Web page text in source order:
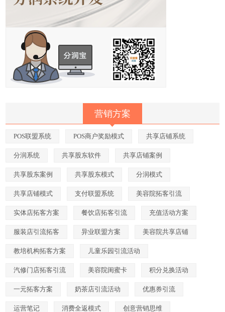
营销方案
POS联盟系统 POS商户奖励模式 共享店铺系统
分润系统 共享股东软件 共享店铺案例
共享股东案例 共享股东模式 分润模式
共享店铺模式 支付联盟系统 美容院拓客引流
实体店拓客方案 餐饮店拓客引流 充值活动方案
服装店引流拓客 异业联盟方案 美容院共享店铺
教培机构拓客方案 儿童乐园引流活动
汽修门店拓客引流 美容院闺蜜卡 积分兑换活动
一元拓客方案 奶茶店引流活动 优惠券引流
运营笔记 消费全返模式 创意营销思维